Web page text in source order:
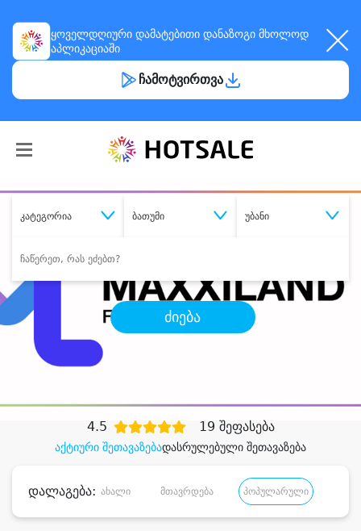
ყოველდღიური დამატებითი დანაზოგი მხოლოდ
აპლიკაციაში
ჩამოტვირთვა
კატეგორია ბათუმი უბანი
ძიება
შეიძინე
აქტიური შეთავაზებადასრულებული შეთავაზება
4.5 19 შეფასება
დალაგება: ახალი მთავრდება პოპულარული